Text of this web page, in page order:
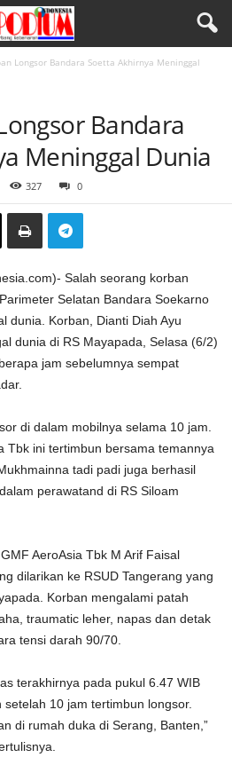
Longsor Bandara Soetta Akhirnya Meninggal
Bandara
Meninggal Dunia
327 0
Salah seorang korban
Selatan Bandara Soekarno
dunia. Korban, Dianti Diah Ayu
dunia di RS Mayapada, Selasa (6/2)
jam sebelumnya sempat
di dalam mobilnya selama 10 jam.
Tbk ini tertimbun bersama temannya
tadi padi juga berhasil
perawatand di RS Siloam
AeroAsia Tbk M Arif Faisal
dilarikan ke RSUD Tangerang yang
Korban mengalami patah
traumatic leher, napas dan detak
tensi darah 90/70.
terakhirnya pada pukul 6.47 WIB
10 jam tertimbun longsor.
di rumah duka di Serang, Banten,”